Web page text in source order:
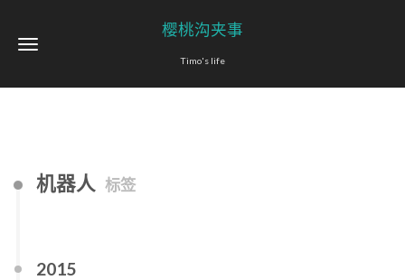
樱桃沟夹事
Timo's life
机器人 标签
2015